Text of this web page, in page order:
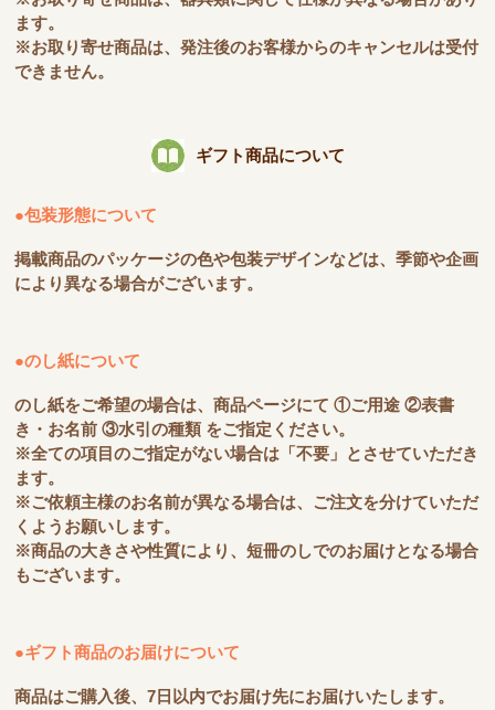
ます。
※お取り寄せ商品は、発注後のお客様からのキャンセルは受付
できません。
ギフト商品について
●包装形態について
掲載商品のパッケージの色や包装デザインなどは、季節や企画
により異なる場合がございます。
●のし紙について
のし紙をご希望の場合は、商品ページにて ①ご用途 ②表書
き・お名前 ③水引の種類 をご指定ください。
※全ての項目のご指定がない場合は「不要」とさせていただき
ます。
※ご依頼主様のお名前が異なる場合は、ご注文を分けていただ
くようお願いします。
※商品の大きさや性質により、短冊のしでのお届けとなる場合
もございます。
●ギフト商品のお届けについて
商品はご購入後、7日以内でお届け先にお届けいたします。